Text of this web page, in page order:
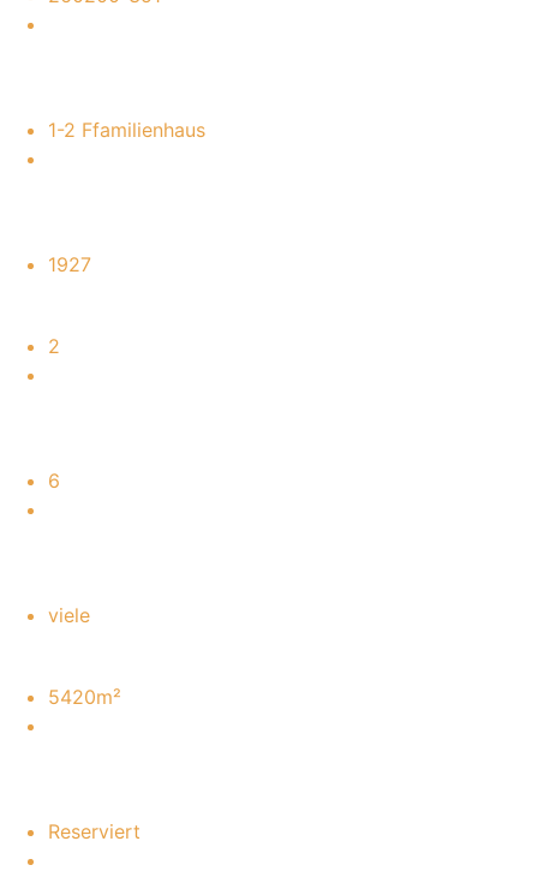
1-2 Ffamilienhaus
1927
2
6
viele
5420m²
Reserviert